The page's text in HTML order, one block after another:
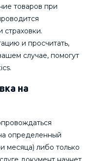
товаров при
страховки.
и просчитать,
случае, помогут
на
определенный
месяца) либо только